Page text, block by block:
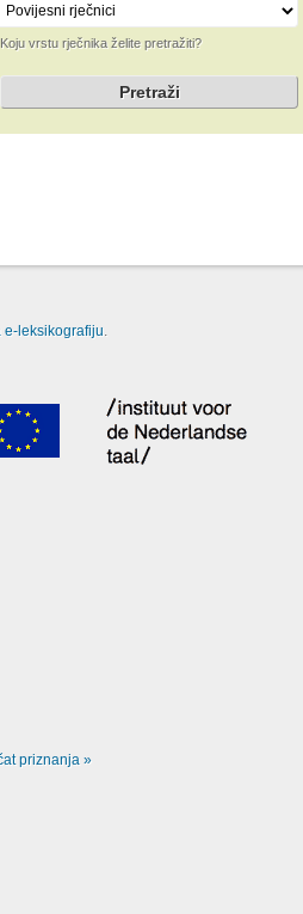
Koju vrstu rječnika želite pretražiti?
e-leksikografiju.
priznanja »